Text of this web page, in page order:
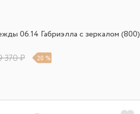
06.14 Габриэлла с зеркалом (800)
370 ₽ 20 %